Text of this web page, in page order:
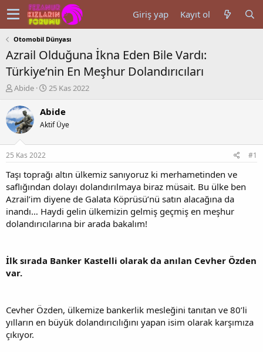
Giriş yap Kayıt ol
Otomobil Dünyası
Azrail Olduğuna İkna Eden Bile Vardı:
Türkiye’nin En Meşhur Dolandırıcıları
K
n
u
y
b
a
ş
a
t
a
n
Abide
B
ş
a
ç
t
a
r
i
h
25 Kas 2022
Abide
Aktif Üye
25 Kas 2022 #1
Taşı toprağı altın ülkemiz sanıyoruz ki merhametinden ve
saflığından dolayı dolandırılmaya biraz müsait. Bu ülke ben
Azrail’im diyene de Galata Köprüsü’nü satın alacağına da
inandı… Haydi gelin ülkemizin gelmiş geçmiş en meşhur
dolandırıcılarına bir arada bakalım!
İlk sırada Banker Kastelli olarak da anılan Cevher Özden
var.
Cevher Özden, ülkemize bankerlik mesleğini tanıtan ve 80’li
yılların en büyük dolandırıcılığını yapan isim olarak karşımıza
çıkıyor.